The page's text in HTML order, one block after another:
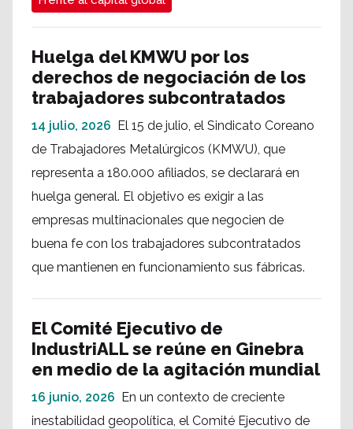
Huelga del KMWU por los
derechos de negociación de los
trabajadores subcontratados
14 julio, 2026 El 15 de julio, el Sindicato Coreano
de Trabajadores Metalúrgicos (KMWU), que
representa a 180.000 afiliados, se declarará en
huelga general. El objetivo es exigir a las
empresas multinacionales que negocien de
buena fe con los trabajadores subcontratados
que mantienen en funcionamiento sus fábricas.
El Comité Ejecutivo de
IndustriALL se reúne en Ginebra
en medio de la agitación mundial
16 junio, 2026 En un contexto de creciente
inestabilidad geopolítica, el Comité Ejecutivo de